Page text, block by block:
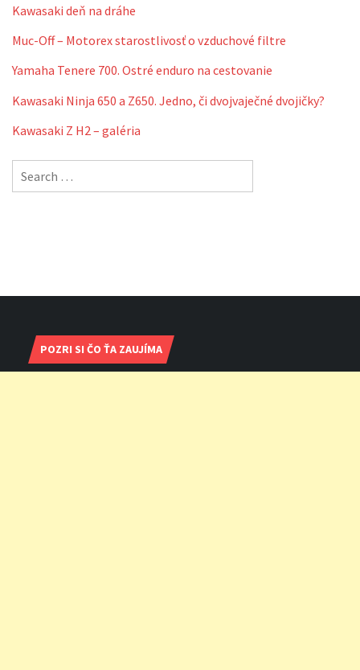
Kawasaki deň na dráhe
Muc-Off – Motorex starostlivosť o vzduchové filtre
Yamaha Tenere 700. Ostré enduro na cestovanie
Kawasaki Ninja 650 a Z650. Jedno, či dvojvaječné dvojičky?
Kawasaki Z H2 – galéria
Search
for:
POZRI SI ČO ŤA ZAUJÍMA